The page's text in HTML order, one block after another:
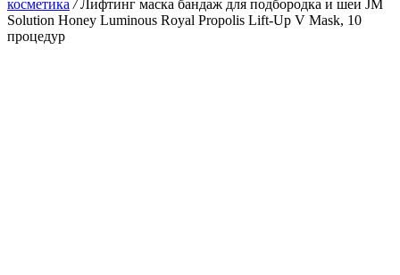
косметика /Лифтинг маска бандаж для подбородка и шеи JM
Solution Honey Luminous Royal Propolis Lift-Up V Mask, 10
процедур